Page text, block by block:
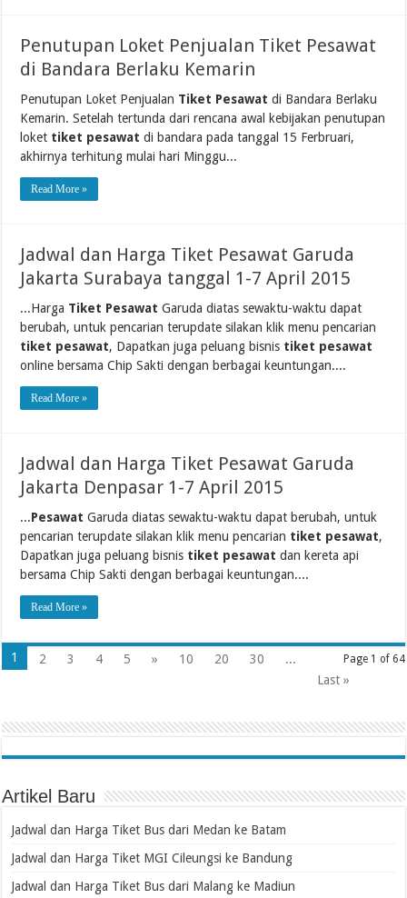
Penutupan Loket Penjualan Tiket Pesawat
di Bandara Berlaku Kemarin
Penutupan Loket Penjualan Tiket Pesawat di Bandara Berlaku
Kemarin. Setelah tertunda dari rencana awal kebijakan penutupan
loket tiket pesawat di bandara pada tanggal 15 Ferbruari,
akhirnya terhitung mulai hari Minggu...
Read More »
Jadwal dan Harga Tiket Pesawat Garuda
Jakarta Surabaya tanggal 1-7 April 2015
...Harga Tiket Pesawat Garuda diatas sewaktu-waktu dapat
berubah, untuk pencarian terupdate silakan klik menu pencarian
tiket pesawat, Dapatkan juga peluang bisnis tiket pesawat
online bersama Chip Sakti dengan berbagai keuntungan....
Read More »
Jadwal dan Harga Tiket Pesawat Garuda
Jakarta Denpasar 1-7 April 2015
...Pesawat Garuda diatas sewaktu-waktu dapat berubah, untuk
pencarian terupdate silakan klik menu pencarian tiket pesawat,
Dapatkan juga peluang bisnis tiket pesawat dan kereta api
bersama Chip Sakti dengan berbagai keuntungan....
Read More »
Page 1 of 64
1 2 3 4 5 » 10 20 30
...
Last »
Artikel Baru
Jadwal dan Harga Tiket Bus dari Medan ke Batam
Jadwal dan Harga Tiket MGI Cileungsi ke Bandung
Jadwal dan Harga Tiket Bus dari Malang ke Madiun